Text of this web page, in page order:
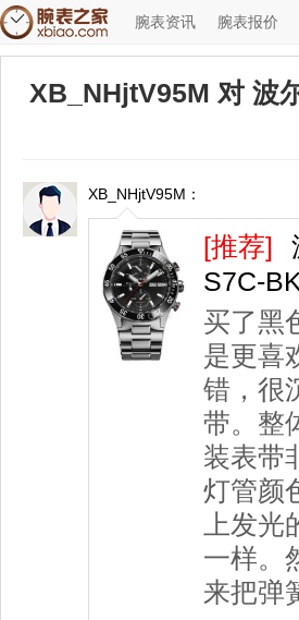
腕表资讯 腕表报价
XB_NHjtV95M 对 波
XB_NHjtV95M：
◆
◆
[推荐]
S7C-
买了黑
是更喜
错，很
带。整
装表带
灯管颜
上发
一样。
来把弹